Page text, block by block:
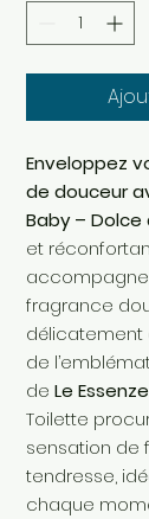
Enveloppez
de douceur
Baby – Dolce
et
fragrance
délicatement
de
de Le
Toilette
sensation de
tendresse,
chaque